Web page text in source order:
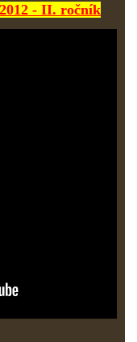
- II. ročník